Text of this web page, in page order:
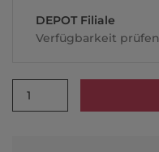
DEPOT Filiale
Verfügbarkeit prüfen
1